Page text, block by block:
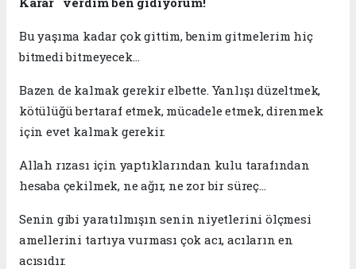
Bu yaşıma kadar çok gittim, benim gitmelerim hiç
bitmedi bitmeyecek…
​Bazen de kalmak gerekir elbette. Yanlışı düzeltmek,
kötülüğü bertaraf etmek, mücadele etmek, direnmek
için evet kalmak gerekir.
Allah rızası için yaptıklarından kulu tarafından
hesaba çekilmek, ne ağır, ne zor bir süreç…
Senin gibi yaratılmışın senin niyetlerini ölçmesi
amellerini tartıya vurması çok acı, acıların en
acısıdır.